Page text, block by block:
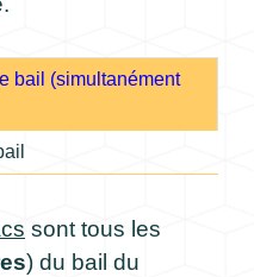
bail (simultanément
sont tous les
) du bail du